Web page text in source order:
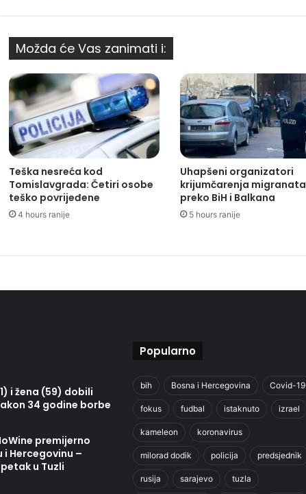
Možda će Vas zanimati i:
Teška nesreća kod
Tomislavgrada: Četiri osobe
teško povrijeđene
4 hours ranije
Uhapšeni organizatori
krijumčarenja migranata
preko BiH i Balkana
5 hours ranije
i žena (59) dobili
34 godine borbe
premijerno
i Hercegovinu –
u Tuzli
Popularno
bih Bosna i Hercegovina Covid-19
fokus fudbal istaknuto izrael
kameleon koronavirus
milorad dodik policija predsjednik
rusija sarajevo tuzla